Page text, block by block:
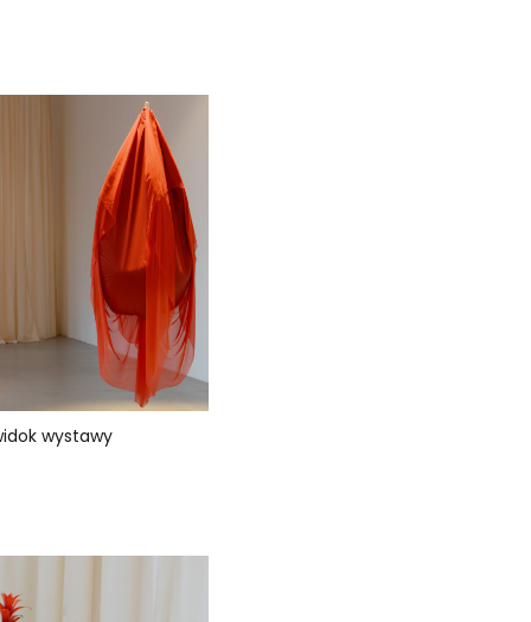
wystawy